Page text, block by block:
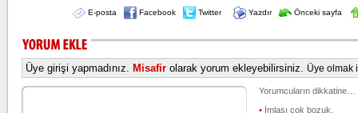
E-posta Facebook Twitter Yazdır Önceki sayfa
Üye girişi yapmadınız. Misafir olarak yorum ekleyebilirsiniz. Üye olmak
Yorumcuların dikkatine…
• İmlası çok bozuk,